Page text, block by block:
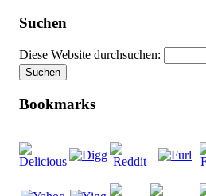
Suchen
Diese Website durchsuchen:
Bookmarks